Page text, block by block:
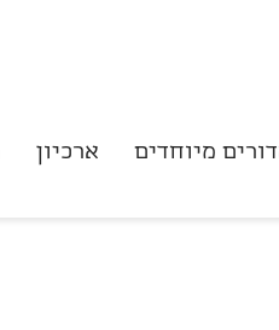
מיוחדים ארכיון